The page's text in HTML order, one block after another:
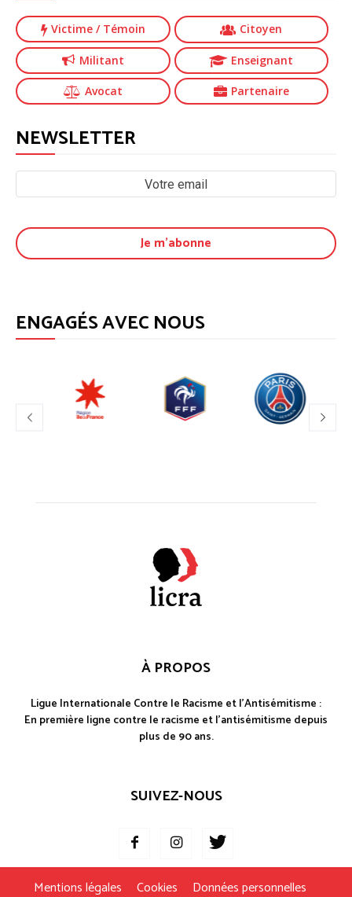
Victime / Témoin Citoyen
Militant Enseignant
Avocat Partenaire
NEWSLETTER
ENGAGÉS AVEC NOUS
À PROPOS
Ligue Internationale Contre le Racisme et l'Antisémitisme :
En première ligne contre le racisme et l'antisémitisme depuis
plus de 90 ans.
SUIVEZ-NOUS
Mentions légales Cookies Données personnelles